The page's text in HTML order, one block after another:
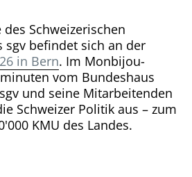
Schweizerischen
sgv befindet sich an der
in Bern. Im Monbijou-
vom Bundeshaus
und seine Mitarbeitenden
Schweizer Politik aus – zum
KMU des Landes.